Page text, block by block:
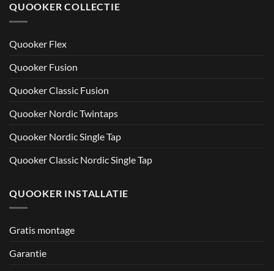
QUOOKER COLLECTIE
Quooker Flex
Quooker Fusion
Quooker Classic Fusion
Quooker Nordic Twintaps
Quooker Nordic Single Tap
Quooker Classic Nordic Single Tap
QUOOKER INSTALLATIE
Gratis montage
Garantie